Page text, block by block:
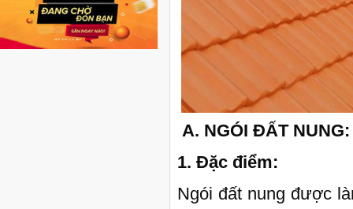
A. NGÓI ĐẤT NUNG:
1. Đặc điểm:
Ngói đất nung được